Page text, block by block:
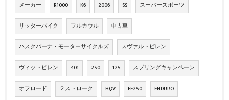
メーカー R1000 K6 2006 SS スーパースポーツ
リッターバイク フルカウル 中古車
ハスクバーナ・モーターサイクルズ スヴァルトピレン
ヴィットピレン 401 250 125 スプリングキャンペーン
オフロード ２ストローク HQV FE250 ENDURO